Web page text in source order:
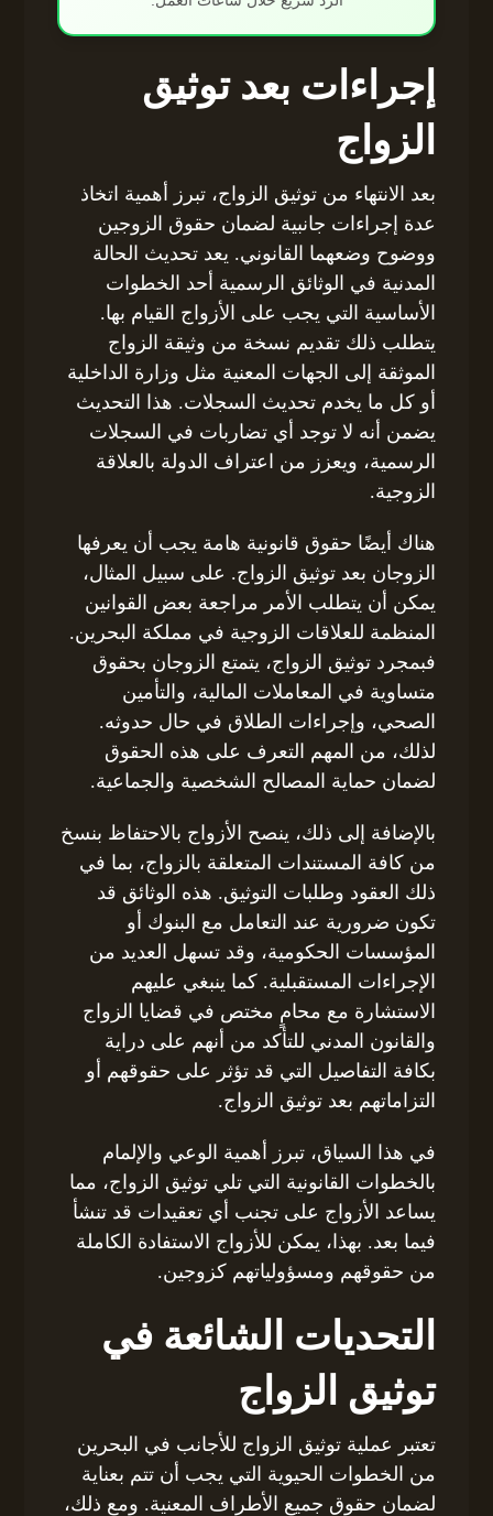
إجراءات بعد توثيق
الزواج
بعد الانتهاء من توثيق الزواج، تبرز أهمية اتخاذ
عدة إجراءات جانبية لضمان حقوق الزوجين
ووضوح وضعهما القانوني. يعد تحديث الحالة
المدنية في الوثائق الرسمية أحد الخطوات
الأساسية التي يجب على الأزواج القيام بها.
يتطلب ذلك تقديم نسخة من وثيقة الزواج
الموثقة إلى الجهات المعنية مثل وزارة الداخلية
أو كل ما يخدم تحديث السجلات. هذا التحديث
يضمن أنه لا توجد أي تضاربات في السجلات
الرسمية، ويعزز من اعتراف الدولة بالعلاقة
الزوجية.
هناك أيضًا حقوق قانونية هامة يجب أن يعرفها
الزوجان بعد توثيق الزواج. على سبيل المثال،
يمكن أن يتطلب الأمر مراجعة بعض القوانين
المنظمة للعلاقات الزوجية في مملكة البحرين.
فبمجرد توثيق الزواج، يتمتع الزوجان بحقوق
متساوية في المعاملات المالية، والتأمين
الصحي، وإجراءات الطلاق في حال حدوثه.
لذلك، من المهم التعرف على هذه الحقوق
لضمان حماية المصالح الشخصية والجماعية.
بالإضافة إلى ذلك، ينصح الأزواج بالاحتفاظ بنسخ
من كافة المستندات المتعلقة بالزواج، بما في
ذلك العقود وطلبات التوثيق. هذه الوثائق قد
تكون ضرورية عند التعامل مع البنوك أو
المؤسسات الحكومية، وقد تسهل العديد من
الإجراءات المستقبلية. كما ينبغي عليهم
الاستشارة مع محامٍ مختص في قضايا الزواج
والقانون المدني للتأكد من أنهم على دراية
بكافة التفاصيل التي قد تؤثر على حقوقهم أو
التزاماتهم بعد توثيق الزواج.
في هذا السياق، تبرز أهمية الوعي والإلمام
بالخطوات القانونية التي تلي توثيق الزواج، مما
يساعد الأزواج على تجنب أي تعقيدات قد تنشأ
فيما بعد. بهذا، يمكن للأزواج الاستفادة الكاملة
من حقوقهم ومسؤولياتهم كزوجين.
التحديات الشائعة في
توثيق الزواج
تعتبر عملية توثيق الزواج للأجانب في البحرين
من الخطوات الحيوية التي يجب أن تتم بعناية
لضمان حقوق جميع الأطراف المعنية. ومع ذلك،